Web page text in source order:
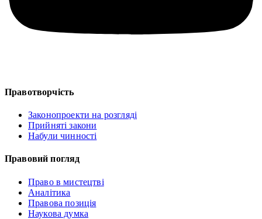
Правотворчість
Законопроекти на розгляді
Прийняті закони
Набули чинності
Правовий погляд
Право в мистецтві
Аналітика
Правова позиція
Наукова думка